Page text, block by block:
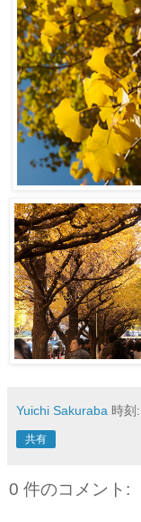
Yuichi Sakuraba 時刻:
共有
0 件のコメント: